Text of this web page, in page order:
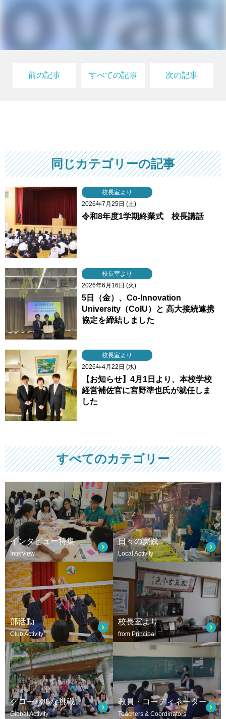
前の記事 すべての記事 次の記事
同じカテゴリーの記事
校長室より
2026年7月25日 (土)
令和8年度1学期終業式 校長講話
校長室より
2026年6月16日 (火)
5日（金）、Co-Innovation
University（CoIU）と 高大接続連携
協定を締結しました
校長室より
2026年4月22日 (水)
【お知らせ】4月1日より、本校学校
経営補佐官に宮野準也氏が就任しま
した
すべてのカテゴリー
インタビュー特集
Interview
日々の実践
Local Activity
部活動
Club Activity
校長室より
from Principal
グローバルな挑戦
Global Activity
教員・コーディネーター
Teachers & Coordinators